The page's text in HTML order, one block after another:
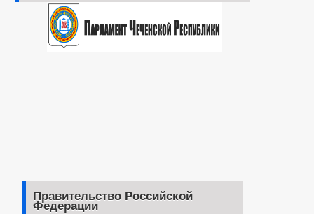
Правительство Российской
Федерации